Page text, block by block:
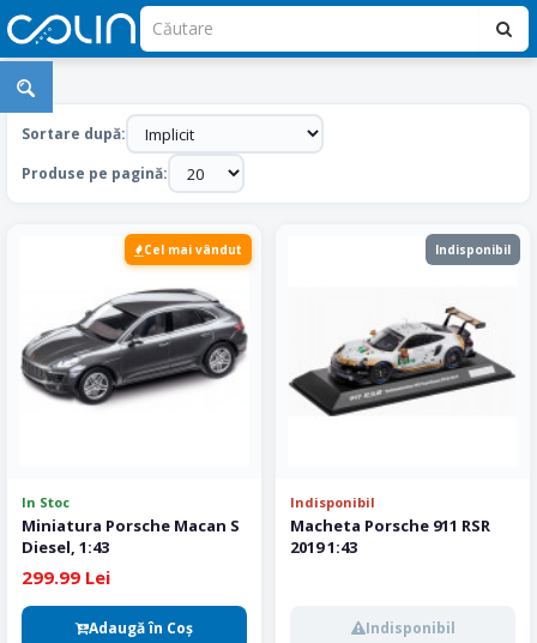
Machete
Porsche
Sortare după:
Produse pe pagină:
Cel mai vândut
In Stoc
Miniatura Porsche Macan S
Diesel, 1:43
299.99 Lei
Adaugă în Coş
Indisponibil
Indisponibil
Macheta Porsche 911 RSR
2019 1:43
Indisponibil